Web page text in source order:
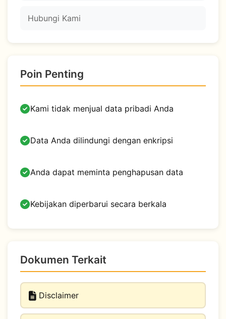
Hubungi Kami
Poin Penting
Kami tidak menjual data pribadi Anda
Data Anda dilindungi dengan enkripsi
Anda dapat meminta penghapusan data
Kebijakan diperbarui secara berkala
Dokumen Terkait
Disclaimer